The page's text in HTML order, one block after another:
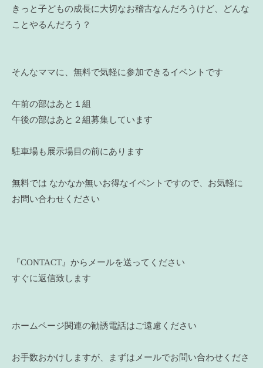
きっと子どもの成長に大切なお稽古なんだろうけど、どんな
ことやるんだろう？
そんなママに、無料で気軽に参加できるイベントです
午前の部はあと１組
午後の部はあと２組募集しています
駐車場も展示場目の前にあります
無料では なかなか無いお得なイベントですので、お気軽に
お問い合わせください
『CONTACT』からメールを送ってください
すぐに返信致します
ホームページ関連の勧誘電話はご遠慮ください
お手数おかけしますが、まずはメールでお問い合わせくださ